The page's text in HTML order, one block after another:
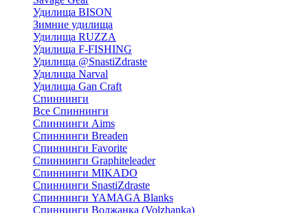
Удилища BISON
Зимние удилища
Удилища RUZZA
Удилища F-FISHING
Удилища @SnastiZdraste
Удилища Narval
Удилища Gan Craft
Спиннинги
Все Спиннинги
Спиннинги Aims
Спиннинги Breaden
Спиннинги Favorite
Спиннинги Graphiteleader
Спиннинги MIKADO
Спиннинги SnastiZdraste
Спиннинги YAMAGA Blanks
Спиннинги Волжанка (Volzhanka)